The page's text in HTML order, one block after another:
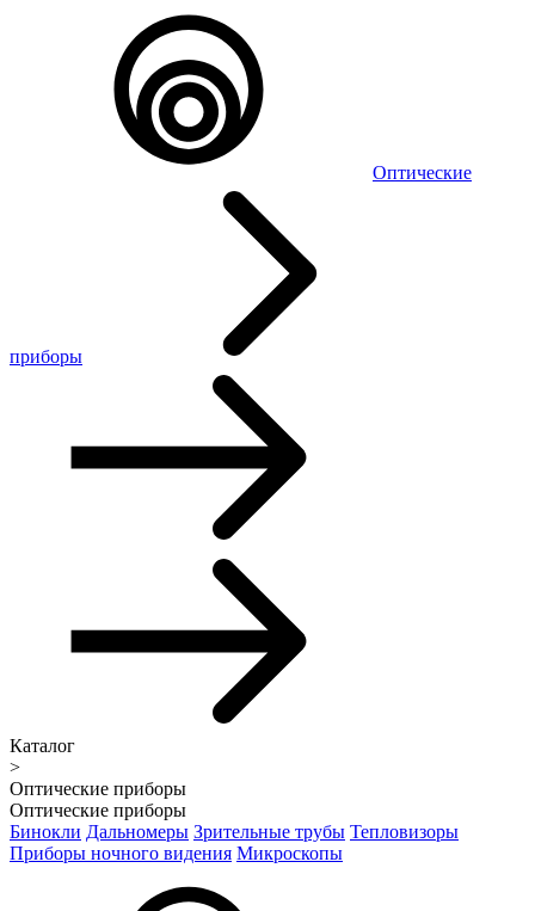
Оптические
приборы
Каталог
>
Оптические приборы
Оптические приборы
Бинокли Дальномеры Зрительные трубы Тепловизоры
Приборы ночного видения Микроскопы